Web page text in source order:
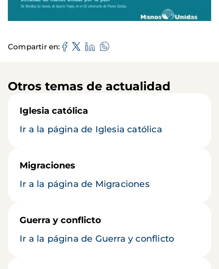
Compartir en
Otros temas de actualidad
Iglesia católica
Ir a la página de Iglesia católica
Migraciones
Ir a la página de Migraciones
Guerra y conflicto
Ir a la página de Guerra y conflicto